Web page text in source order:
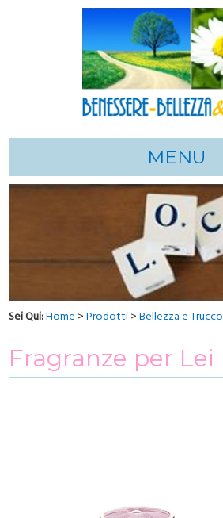
MENU
Sei Qui:Home >Prodotti>Bellezza e Trucco
Fragranze per Lei